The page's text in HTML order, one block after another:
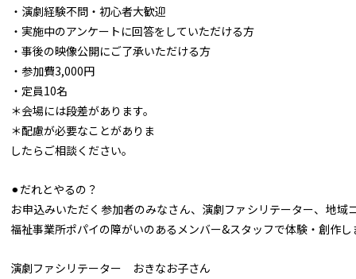
・演劇経験不問・初心者大歓迎
・実施中のアンケートに回答をしていただける方
・事後の映像公開にご了承いただける方
・参加費3,000円
・定員10名
＊会場には段差があります。
＊配慮が必要なことがありま
したらご相談ください。
⚫︎だれとやるの？
お申込みいただく参加者のみなさん、演劇ファシリテーター、地域
福祉事業所ポパイの障がいのあるメンバー&スタッフで体験・創作し
演劇ファシリテーター おきなお子さん